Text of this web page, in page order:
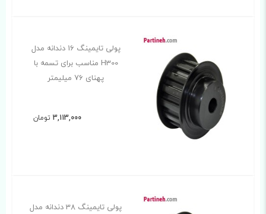
پولی تایمینگ 16 دندانه مدل
H300 مناسب برای تسمه با
پهنای 76 میلیمتر
3,113,000 تومان
پولی تایمینگ 38 دندانه مدل